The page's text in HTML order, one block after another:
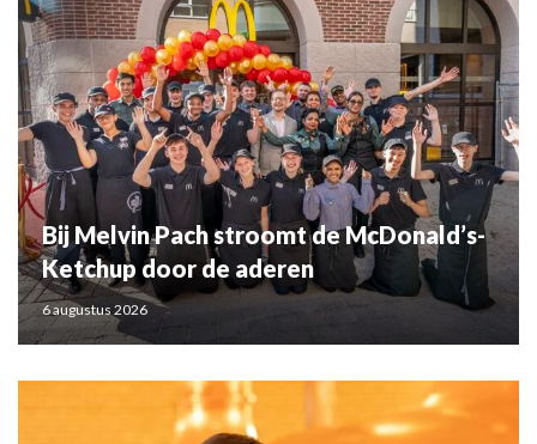
Bij Melvin Pach stroomt de McDonald’s-
Ketchup door de aderen
6 augustus 2026